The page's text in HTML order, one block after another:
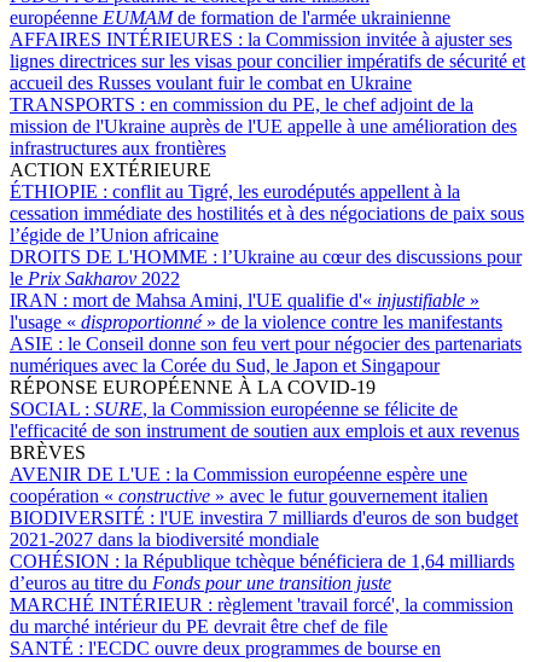
européenne EUMAMde formation de l'armée ukrainienne
AFFAIRES INTÉRIEURES : la Commission invitée à ajuster ses
lignes directrices sur les visas pour concilier impératifs de sécurité et
accueil des Russes voulant fuir le combat en Ukraine
TRANSPORTS : en commission du PE, le chef adjoint de la
mission de l'Ukraine auprès de l'UE appelle à une amélioration des
infrastructures aux frontières
ACTION EXTÉRIEURE
ÉTHIOPIE : conflit au Tigré, les eurodéputés appellent à la
cessation immédiate des hostilités et à des négociations de paix sous
l’égide de l’Union africaine
DROITS DE L'HOMME : l’Ukraine au cœur des discussions pour
le Prix Sakharov 2022
IRAN : mort de Mahsa Amini, l'UE qualifie d'« injustifiable »
l'usage « disproportionné » de la violence contre les manifestants
ASIE : le Conseil donne son feu vert pour négocier des partenariats
numériques avec la Corée du Sud, le Japon et Singapour
RÉPONSE EUROPÉENNE À LA COVID-19
SOCIAL : SURE, la Commission européenne se félicite de
l'efficacité de son instrument de soutien aux emplois et aux revenus
BRÈVES
AVENIR DE L'UE : la Commission européenne espère une
coopération « constructive » avec le futur gouvernement italien
BIODIVERSITÉ : l'UE investira 7 milliards d'euros de son budget
2021-2027 dans la biodiversité mondiale
COHÉSION : la République tchèque bénéficiera de 1,64 milliards
d’euros au titre du Fonds pour une transition juste
MARCHÉ INTÉRIEUR : règlement 'travail forcé', la commission
du marché intérieur du PE devrait être chef de file
SANTÉ : l'ECDC ouvre deux programmes de bourse en